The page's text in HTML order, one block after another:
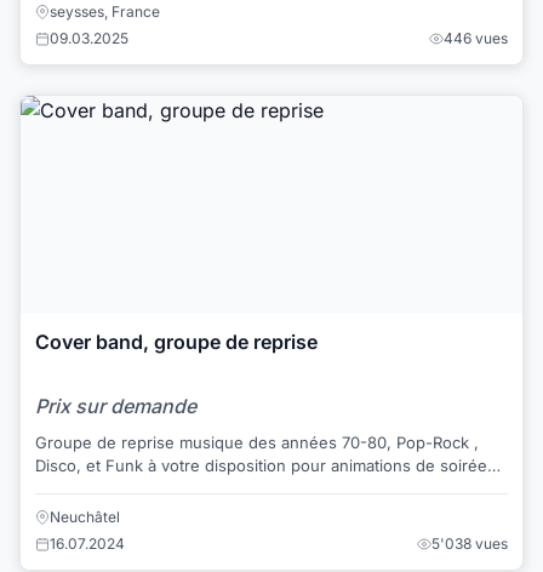
seysses, France
09.03.2025
446 vues
Cover band, groupe de reprise
Prix sur demande
Groupe de reprise musique des années 70-80, Pop-Rock ,
Disco, et Funk à votre disposition pour animations de soirées.
Toto, Deep Purple, Simple Mind...
Neuchâtel
16.07.2024
5'038 vues